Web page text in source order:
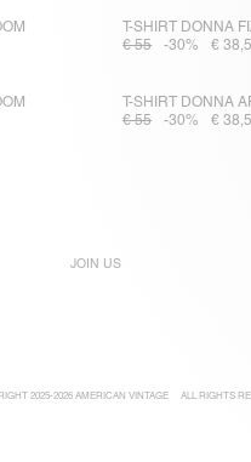
T-SHIRT DONNA
€ 55
-30% €
T-SHIRT DONNA
€ 55
-30% €
JOIN US
2025-2026 AMERICAN VINTAGE ALL RIGHTS